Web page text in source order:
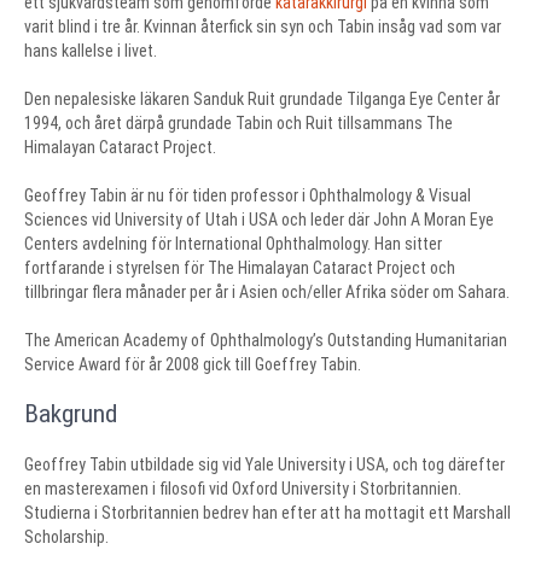
varit blind i tre år. Kvinnan återfick sin syn och Tabin insåg vad som var
hans kallelse i livet.
Den nepalesiske läkaren Sanduk Ruit grundade Tilganga Eye Center år
1994, och året därpå grundade Tabin och Ruit tillsammans The
Himalayan Cataract Project.
Geoffrey Tabin är nu för tiden professor i Ophthalmology & Visual
Sciences vid University of Utah i USA och leder där John A Moran Eye
Centers avdelning för International Ophthalmology. Han sitter
fortfarande i styrelsen för The Himalayan Cataract Project och
tillbringar flera månader per år i Asien och/eller Afrika söder om Sahara.
The American Academy of Ophthalmology’s Outstanding Humanitarian
Service Award för år 2008 gick till Goeffrey Tabin.
Bakgrund
Geoffrey Tabin utbildade sig vid Yale University i USA, och tog därefter
en masterexamen i filosofi vid Oxford University i Storbritannien.
Studierna i Storbritannien bedrev han efter att ha mottagit ett Marshall
Scholarship.